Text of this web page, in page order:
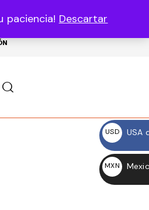
paciencia! Descartar
USD
USA
MXN